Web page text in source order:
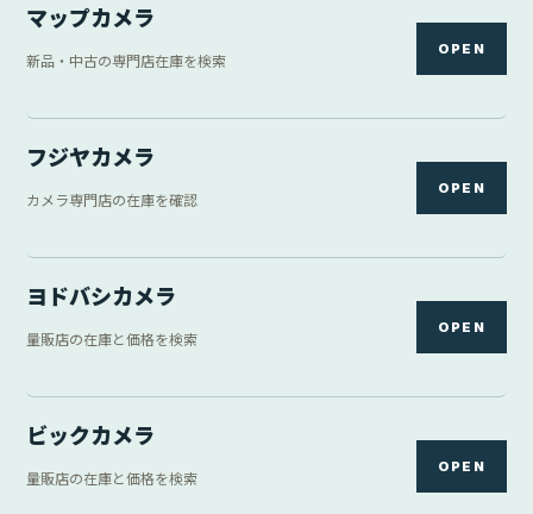
マップカメラ
新品・中古の専門店在庫を検索
OPEN
フジヤカメラ
カメラ専門店の在庫を確認
OPEN
ヨドバシカメラ
量販店の在庫と価格を検索
OPEN
ビックカメラ
量販店の在庫と価格を検索
OPEN